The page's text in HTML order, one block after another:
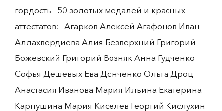
гордость - 50 золотых медалей и красных
аттестатов: Агарков Алексей Агафонов Иван
Аллахвердиева Алия Безверхний Григорий
Божевский Григорий Возняк Анна Гудченко
Софья Дешевых Ева Донченко Ольга Дроц
Анастасия Иванова Мария Ильина Екатерина
Карпушина Мария Киселев Георгий Кислухин